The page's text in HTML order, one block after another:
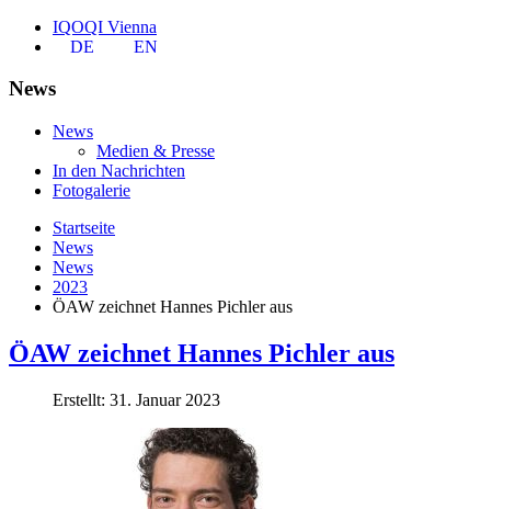
IQOQI Vienna
DE
EN
News
News
Medien & Presse
In den Nachrichten
Fotogalerie
Startseite
News
News
2023
ÖAW zeichnet Hannes Pichler aus
ÖAW zeichnet Hannes Pichler aus
Erstellt: 31. Januar 2023